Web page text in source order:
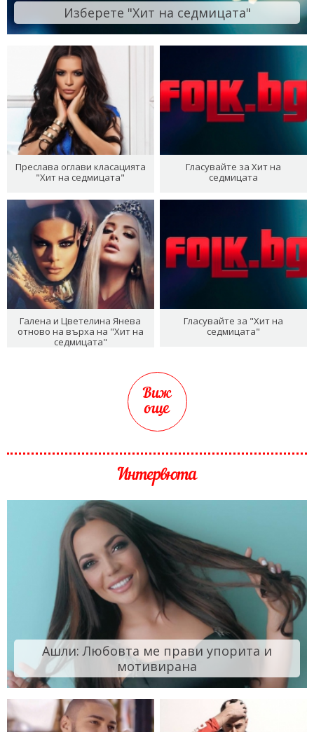
Изберете "Хит на седмицата"
Преслава оглави класацията
"Хит на седмицата"
Гласувайте за Хит на
седмицата
Галена и Цветелина Янева
отново на върха на "Хит на
седмицата"
Гласувайте за "Хит на
седмицата"
Виж
още
Интервюта
Ашли: Любовта ме прави упорита и
мотивирана